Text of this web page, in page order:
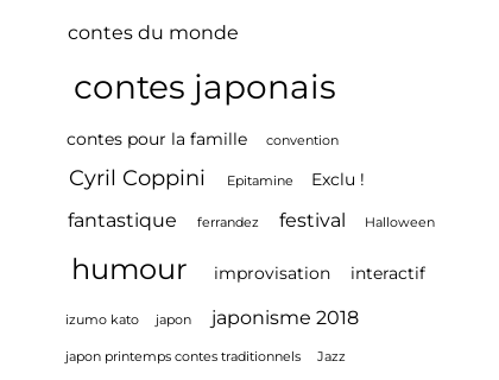
contes du monde
contes japonais
contes pour la famille convention
Cyril Coppini Epitamine Exclu !
fantastique ferrandez festival Halloween
humour improvisation interactif
izumo kato japon japonisme 2018
japon printemps contes traditionnels Jazz